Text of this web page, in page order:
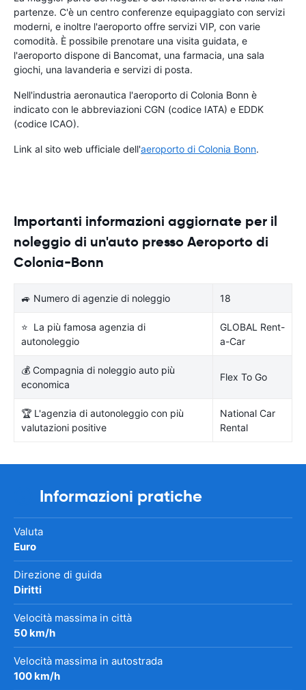
partenze. C'è un centro conferenze equipaggiato con servizi
moderni, e inoltre l'aeroporto offre servizi VIP, con varie
comodità. È possibile prenotare una visita guidata, e
l'aeroporto dispone di Bancomat, una farmacia, una sala
giochi, una lavanderia e servizi di posta.
Nell'industria aeronautica l'aeroporto di Colonia Bonn è
indicato con le abbreviazioni CGN (codice IATA) e EDDK
(codice ICAO).
Link al sito web ufficiale dell'aeroporto di Colonia Bonn.
Importanti informazioni aggiornate per il
noleggio di un'auto presso Aeroporto di
Colonia-Bonn
🚙 Numero di agenzie di noleggio 18
⭐ La più famosa agenzia di
autonoleggio
GLOBAL Rent-
a-Car
💰 Compagnia di noleggio auto più
economica
Flex To Go
🏆 L'agenzia di autonoleggio con più
valutazioni positive
National Car
Rental
Informazioni pratiche
Valuta
Euro
Direzione di guida
Diritti
Velocità massima in città
50 km/h
Velocità massima in autostrada
100 km/h